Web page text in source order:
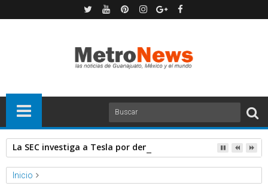
La SEC investiga a Tesla por denuncia de defectos en los
Inicio